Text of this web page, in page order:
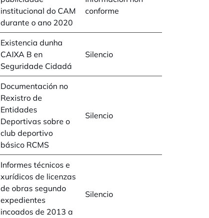
institucional do CAM
durante o ano 2020
conforme
Existencia dunha
CAIXA B en
Seguridade Cidadá
Silencio
Documentación no
Rexistro de
Entidades
Deportivas sobre o
club deportivo
básico RCMS
Silencio
Informes técnicos e
xurídicos de licenzas
de obras segundo
expedientes
incoados de 2013 a
Silencio